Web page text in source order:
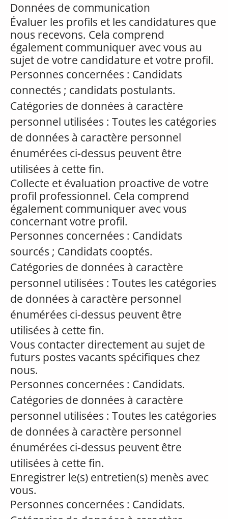
Données de communication
Évaluer les profils et les candidatures que
nous recevons. Cela comprend
également communiquer avec vous au
sujet de votre candidature et votre profil.
Personnes concernées : Candidats
connectés ; candidats postulants.
Catégories de données à caractère
personnel utilisées : Toutes les catégories
de données à caractère personnel
énumérées ci-dessus peuvent être
utilisées à cette fin.
Collecte et évaluation proactive de votre
profil professionnel. Cela comprend
également communiquer avec vous
concernant votre profil.
Personnes concernées : Candidats
sourcés ; Candidats cooptés.
Catégories de données à caractère
personnel utilisées : Toutes les catégories
de données à caractère personnel
énumérées ci-dessus peuvent être
utilisées à cette fin.
Vous contacter directement au sujet de
futurs postes vacants spécifiques chez
nous.
Personnes concernées : Candidats.
Catégories de données à caractère
personnel utilisées : Toutes les catégories
de données à caractère personnel
énumérées ci-dessus peuvent être
utilisées à cette fin.
Enregistrer le(s) entretien(s) menès avec
vous.
Personnes concernées : Candidats.